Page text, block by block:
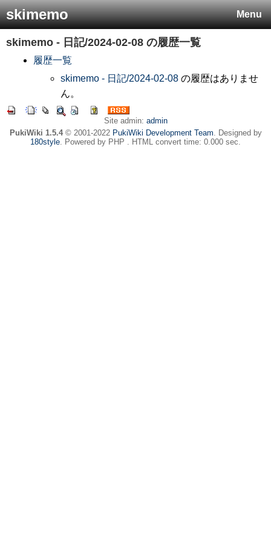
Menu
skimemo
skimemo - 日記/2024-02-08 の履歴一覧
履歴一覧
skimemo - 日記/2024-02-08 の履歴はありませ
ん。
Site admin: admin
PukiWiki 1.5.4© 2001-2022 PukiWiki Development Team. Designed by
180style. Powered by PHP . HTML convert time: 0.000 sec.